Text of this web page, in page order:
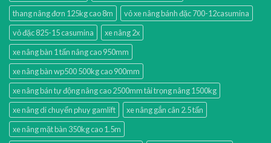
thang nâng đơn 125kg cao 8m
vỏ xe nâng bánh đặc 700-12casumina
vỏ đặc 825-15 casumina
xe nâng 2x
xe nâng bàn 1 tấn nâng cao 950mm
xe nâng bàn wp500 500kg cao 900mm
xe nâng bán tự động nâng cao 2500mm tải trọng nâng 1500kg
xe nâng di chuyển phuy gamlift
xe nâng gắn cân 2.5 tấn
xe nâng mặt bàn 350kg cao 1.5m